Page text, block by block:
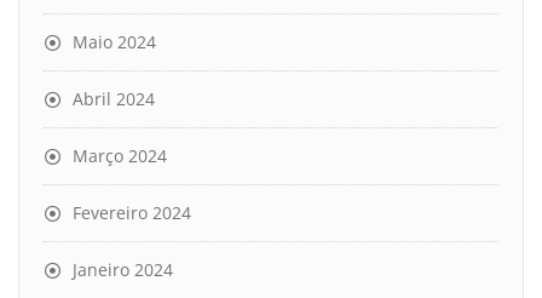
Maio 2024
Abril 2024
Março 2024
Fevereiro 2024
Janeiro 2024